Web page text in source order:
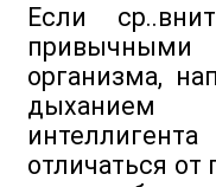
Если
привычными
организма,
дыханием
отличаться от